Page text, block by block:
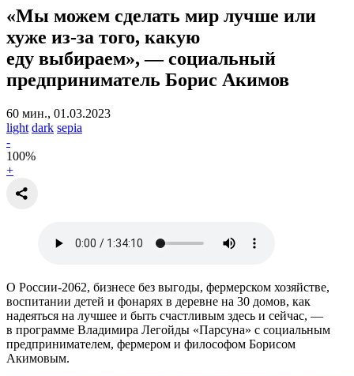
«Мы можем сделать мир лучше или
хуже из-за того, какую
еду выбираем»,— социальный
предприниматель Борис Акимов
60 мин., 01.03.2023
light dark sepia
-
100%
+
О России-2062, бизнесе без выгоды, фермерском хозяйстве,
воспитании детей и фонарях в деревне на 30 домов, как
надеяться на лучшее и быть счастливым здесь и сейчас, —
в программе Владимира Легойды «Парсуна» с социальным
предпринимателем, фермером и философом Борисом
Акимовым.